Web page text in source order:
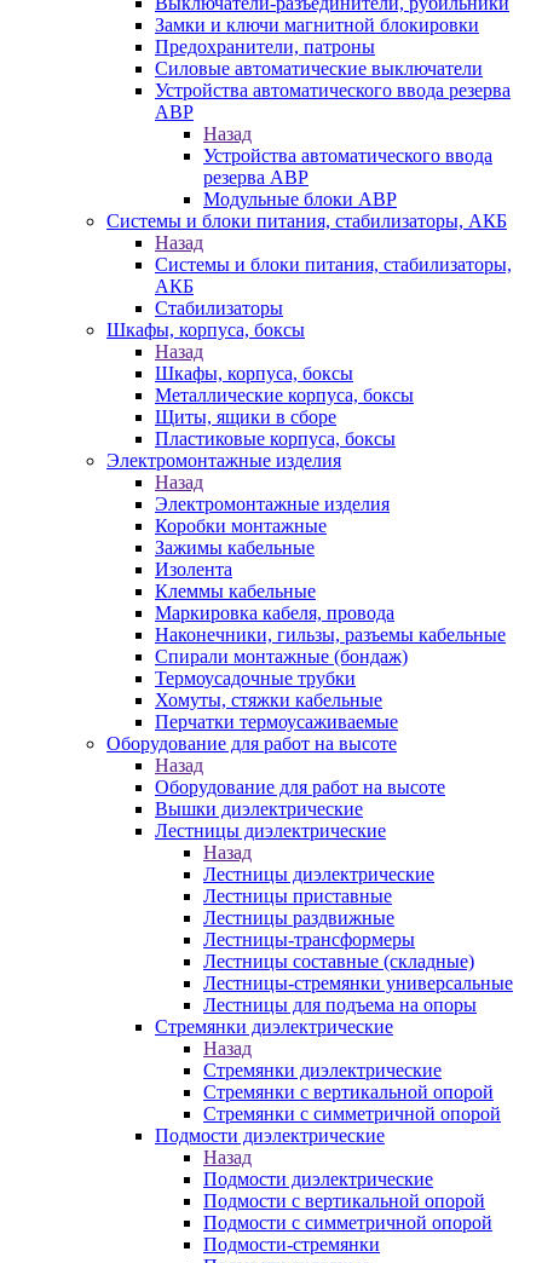
Замки и ключи магнитной блокировки
Предохранители, патроны
Силовые автоматические выключатели
Устройства автоматического ввода резерва
АВР
Назад
Устройства автоматического ввода
резерва АВР
Модульные блоки АВР
Системы и блоки питания, стабилизаторы, АКБ
Назад
Системы и блоки питания, стабилизаторы,
АКБ
Стабилизаторы
Шкафы, корпуса, боксы
Назад
Шкафы, корпуса, боксы
Металлические корпуса, боксы
Щиты, ящики в сборе
Пластиковые корпуса, боксы
Электромонтажные изделия
Назад
Электромонтажные изделия
Коробки монтажные
Зажимы кабельные
Изолента
Клеммы кабельные
Маркировка кабеля, провода
Наконечники, гильзы, разъемы кабельные
Спирали монтажные (бондаж)
Термоусадочные трубки
Хомуты, стяжки кабельные
Перчатки термоусаживаемые
Оборудование для работ на высоте
Назад
Оборудование для работ на высоте
Вышки диэлектрические
Лестницы диэлектрические
Назад
Лестницы диэлектрические
Лестницы приставные
Лестницы раздвижные
Лестницы-трансформеры
Лестницы составные (складные)
Лестницы-стремянки универсальные
Лестницы для подъема на опоры
Стремянки диэлектрические
Назад
Стремянки диэлектрические
Стремянки с вертикальной опорой
Стремянки с симметричной опорой
Подмости диэлектрические
Назад
Подмости диэлектрические
Подмости с вертикальной опорой
Подмости с симметричной опорой
Подмости-стремянки